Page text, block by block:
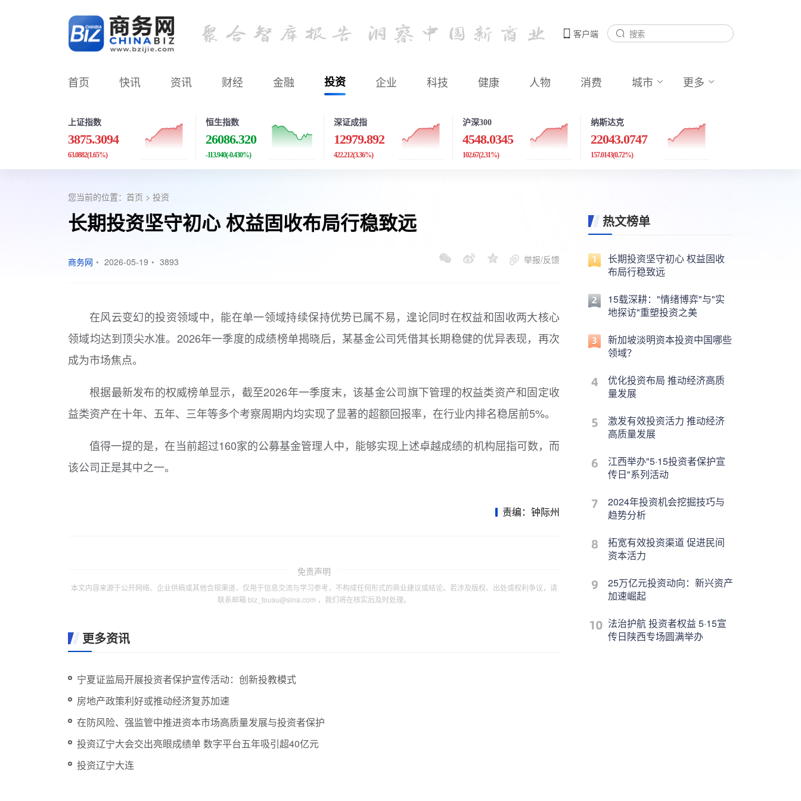
客户端
首页 快讯 资讯 财经 金融 投资 企业 科技 健康 人物 消费 城市 更多
上证指数
3875.3094
63.0882(1.65%)
恒生指数
26086.320
-113.940(-0.430%)
深证成指
12979.892
422.212(3.36%)
沪深300
4548.0345
102.67(2.31%)
纳斯达克
22043.0747
157.0143(0.72%)
您当前的位置： 首页 > 投资
长期投资坚守初心 权益固收布局行稳致远
商务网 • 2026-05-19 • 3893 举报/反馈
在风云变幻的投资领域中，能在单一领域持续保持优势已属不易，遑论同时在权益和固收两大核心
领域均达到顶尖水准。2026年一季度的成绩榜单揭晓后，某基金公司凭借其长期稳健的优异表现，再次
成为市场焦点。
根据最新发布的权威榜单显示，截至2026年一季度末，该基金公司旗下管理的权益类资产和固定收
益类资产在十年、五年、三年等多个考察周期内均实现了显著的超额回报率，在行业内排名稳居前5%。
值得一提的是，在当前超过160家的公募基金管理人中，能够实现上述卓越成绩的机构屈指可数，而
该公司正是其中之一。
责编：钟际州
免责声明
本文内容来源于公开网络、企业供稿或其他合规渠道，仅用于信息交流与学习参考，不构成任何形式的商业建议或结论。若涉及版权、出处或权利争议，请
联系邮箱 biz_tousu@sina.com ，我们将在核实后及时处理。
更多资讯
宁夏证监局开展投资者保护宣传活动：创新投教模式
房地产政策利好或推动经济复苏加速
在防风险、强监管中推进资本市场高质量发展与投资者保护
投资辽宁大会交出亮眼成绩单 数字平台五年吸引超40亿元
投资辽宁大连
热文榜单
长期投资坚守初心 权益固收
布局行稳致远
15载深耕："情绪博弈"与"实
地探访"重塑投资之美
新加坡淡明资本投资中国哪些
领域？
优化投资布局 推动经济高质
量发展
激发有效投资活力 推动经济
高质量发展
江西举办"5·15投资者保护宣
传日"系列活动
2024年投资机会挖掘技巧与
趋势分析
拓宽有效投资渠道 促进民间
资本活力
25万亿元投资动向：新兴资产
加速崛起
法治护航 投资者权益 5·15宣
传日陕西专场圆满举办